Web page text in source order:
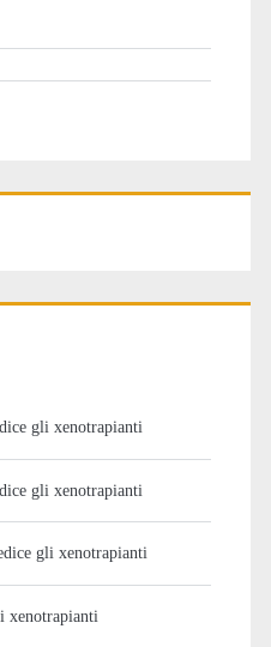
gli xenotrapianti
gli xenotrapianti
gli xenotrapianti
xenotrapianti